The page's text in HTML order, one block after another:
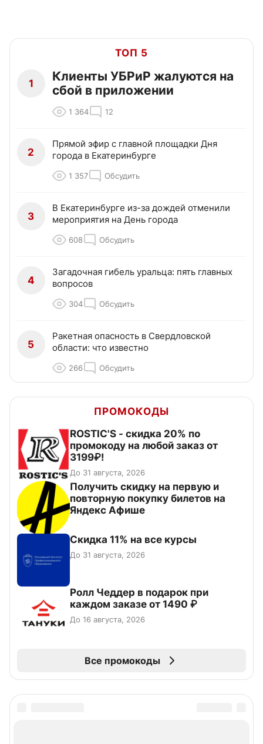
ТОП 5
1
Клиенты УБРиР жалуются на
сбой в приложении
1 364 12
2
Прямой эфир с главной площадки Дня
города в Екатеринбурге
1 357 Обсудить
3
В Екатеринбурге из-за дождей отменили
мероприятия на День города
608 Обсудить
4
Загадочная гибель уральца: пять главных
вопросов
304 Обсудить
5
Ракетная опасность в Свердловской
области: что известно
266 Обсудить
ПРОМОКОДЫ
ROSTIC'S - скидка 20% по
промокоду на любой заказ от
3199₽!
До 31 августа, 2026
Получить скидку на первую и
повторную покупку билетов на
Яндекс Афише
Скидка 11% на все курсы
До 31 августа, 2026
Ролл Чеддер в подарок при
каждом заказе от 1490 ₽
До 16 августа, 2026
Все промокоды